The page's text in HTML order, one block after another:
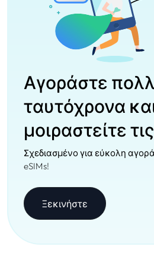
Αγοράστε
ταυτόχρονα
μοιραστείτε
Σχεδιασμένο για εύκολη
eSIMs!
Ξεκινήστε